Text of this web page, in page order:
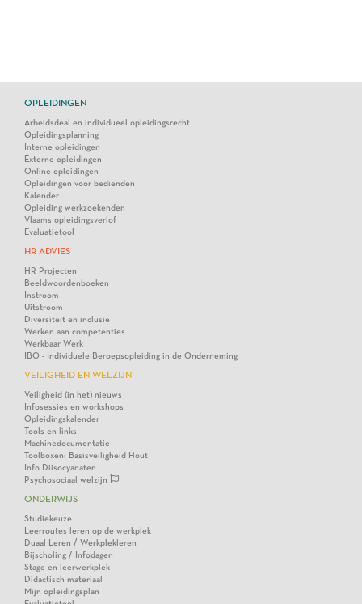
OPLEIDINGEN
Arbeidsdeal en individueel opleidingsrecht
Opleidingsplanning
Interne opleidingen
Externe opleidingen
Online opleidingen
Opleidingen voor bedienden
Kalender
Opleiding werkzoekenden
Vlaams opleidingsverlof
Evaluatietool
HR ADVIES
HR Projecten
Beeldwoordenboeken
Instroom
Uitstroom
Diversiteit en inclusie
Werken aan competenties
Werkbaar Werk
IBO - Individuele Beroepsopleiding in de Onderneming
VEILIGHEID EN WELZIJN
Veiligheid (in het) nieuws
Infosessies en workshops
Opleidingskalender
Tools en links
Machinedocumentatie
Toolboxen: Basisveiligheid Hout
Info Diisocyanaten
Psychosociaal welzijn
ONDERWIJS
Studiekeuze
Leerroutes leren op de werkplek
Duaal Leren / Werkplekleren
Bijscholing / Infodagen
Stage en leerwerkplek
Didactisch materiaal
Mijn opleidingsplan